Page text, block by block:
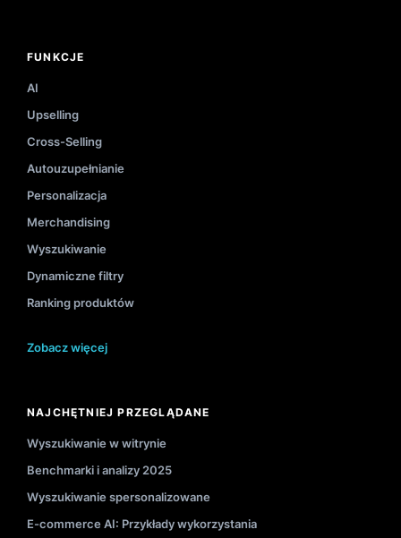
FUNKCJE
AI
Upselling
Cross-Selling
Autouzupełnianie
Personalizacja
Merchandising
Wyszukiwanie
Dynamiczne filtry
Ranking produktów
Zobacz więcej
NAJCHĘTNIEJ PRZEGLĄDANE
Wyszukiwanie w witrynie
Benchmarki i analizy 2025
Wyszukiwanie spersonalizowane
E-commerce AI: Przykłady wykorzystania